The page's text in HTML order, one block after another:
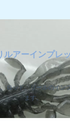
ルアーインプレ
ロッド、リールのイン
ます。